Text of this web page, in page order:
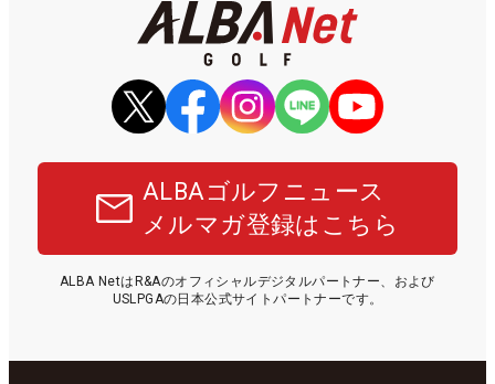
ALBAゴルフニュース
メルマガ登録はこちら
ALBA NetはR&Aのオフィシャルデジタルパートナー、および
USLPGAの日本公式サイトパートナーです。